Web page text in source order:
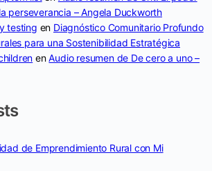
perseverancia – Angela Duckworth
testing en Diagnóstico Comunitario Profundo
para una Sostenibilidad Estratégica
enAudio resumen de De cero a uno –